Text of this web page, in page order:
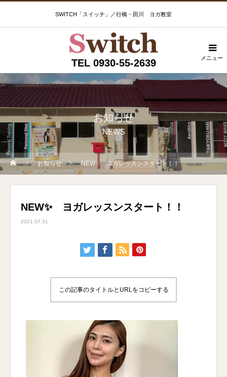
SWITCH「スイッチ」／行橋・田川 ヨガ教室
TEL 0930-55-2639 メニュー
お知らせ
NEWS
お知らせ NEW✨ ヨガレッスンスタート！！
NEW✨ ヨガレッスンスタート！！
2021.07.31
この記事のタイトルとURLをコピーする